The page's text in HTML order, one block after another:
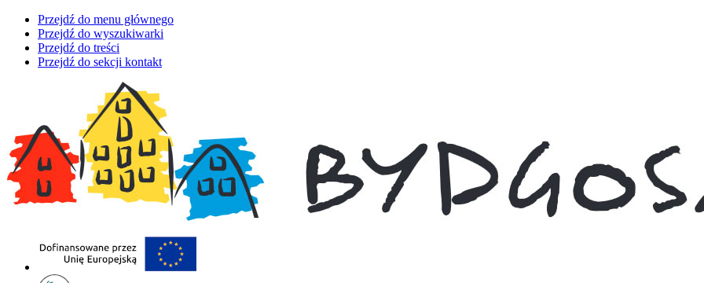
Przejdź do menu głównego
Przejdź do wyszukiwarki
Przejdź do treści
Przejdź do sekcji kontakt